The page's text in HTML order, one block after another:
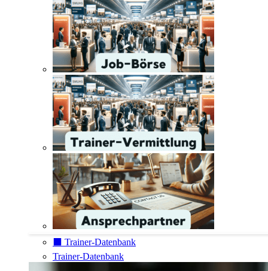
⬛️ Trainer-Datenbank
Trainer-Datenbank